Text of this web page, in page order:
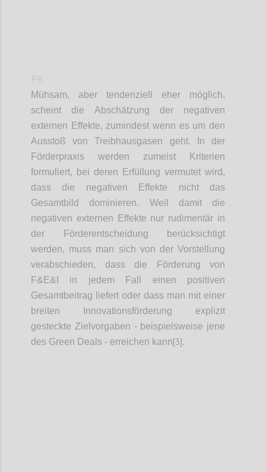
Mühsam, aber tendenziell eher möglich,
scheint die Abschätzung der negativen
externen Effekte, zumindest wenn es um den
Ausstoß von Treibhausgasen geht. In der
Förderpraxis werden zumeist Kriterien
formuliert, bei deren Erfüllung vermutet wird,
dass die negativen Effekte nicht das
Gesamtbild dominieren. Weil damit die
negativen externen Effekte nur rudimentär in
der Förderentscheidung berücksichtigt
werden, muss man sich von der Vorstellung
verabschieden, dass die Förderung von
F&E&I in jedem Fall einen positiven
Gesamtbeitrag liefert oder dass man mit einer
breiten Innovationsförderung explizit
gesteckte Zielvorgaben - beispielsweise jene
des Green Deals - erreichen kann[3].